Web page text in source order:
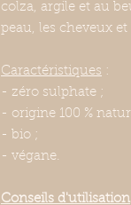
colza, argile et au
peau, les cheveux
Caractéristiques :
- zéro sulphate ;
- origine 100 %
- bio ;
- végane.
Conseils d'utilisation